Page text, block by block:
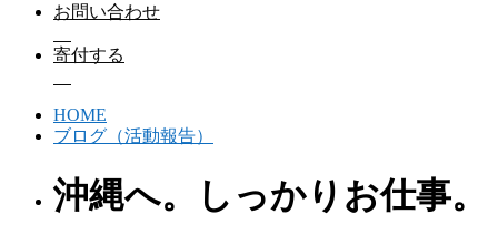
お問い合わせ
寄付する
HOME
ブログ（活動報告）
沖縄へ。しっかりお仕事。